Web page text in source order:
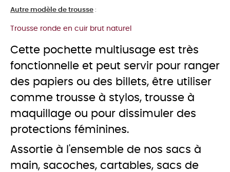
Autre modèle de trousse :
Trousse ronde en cuir brut naturel
Cette pochette multiusage est très
fonctionnelle et peut servir pour ranger
des papiers ou des billets, être utiliser
comme trousse à stylos, trousse à
maquillage ou pour dissimuler des
protections féminines.
Assortie à l'ensemble de nos sacs à
main, sacoches, cartables, sacs de